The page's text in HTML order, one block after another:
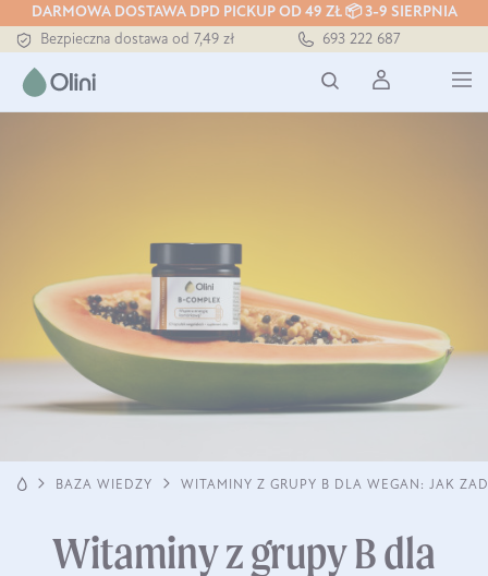
DARMOWA DOSTAWA DPD PICKUP OD 49 ZŁ 📦 3-9 SIERPNIA
Tłoczony zawsze na zimno
Bezpieczna dostawa od 7,49 zł
Tłoczony zawsze na zimno
693 222 687
BAZA WIEDZY WITAMINY Z GRUPY B DLA WEGAN: JAK
Witaminy z grupy B dla